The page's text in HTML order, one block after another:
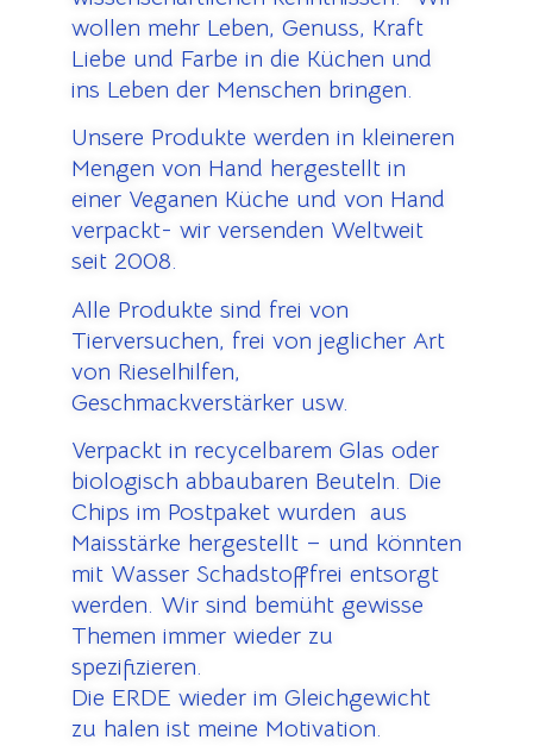
wollen mehr Leben, Genuss, Kraft
Liebe und Farbe in die Küchen und
ins Leben der Menschen bringen.
Unsere Produkte werden in kleineren
Mengen von Hand hergestellt in
einer Veganen Küche und von Hand
verpackt- wir versenden Weltweit
seit 2008.
Alle Produkte sind frei von
Tierversuchen, frei von jeglicher Art
von Rieselhilfen,
Geschmackverstärker usw.
Verpackt in recycelbarem Glas oder
biologisch abbaubaren Beuteln. Die
Chips im Postpaket wurden aus
Maisstärke hergestellt – und könnten
mit Wasser Schadstofffrei entsorgt
werden. Wir sind bemüht gewisse
Themen immer wieder zu
spezifizieren.
Die ERDE wieder im Gleichgewicht
zu halen ist meine Motivation.